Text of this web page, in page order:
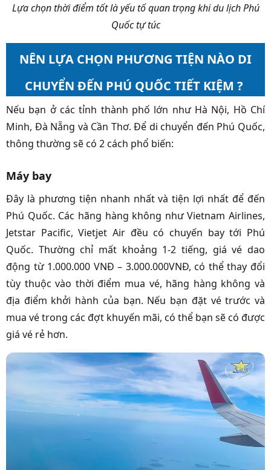
Lựa chọn thời điểm tốt là yếu tố quan trọng khi du lịch Phú
Quốc tự túc
NÊN LỰA CHỌN PHƯƠNG TIỆN NÀO DI
CHUYỂN ĐẾN PHÚ QUỐC TIẾT KIỆM ?
Nếu bạn ở các tỉnh thành phố lớn như Hà Nội, Hồ Chí
Minh, Đà Nẵng và Cần Thơ. Để di chuyển đến Phú Quốc,
thông thường sẽ có 2 cách phổ biến:
Máy bay
Đây là phương tiện nhanh nhất và tiện lợi nhất để đến
Phú Quốc. Các hãng hàng không như Vietnam Airlines,
Jetstar Pacific, Vietjet Air đều có chuyến bay tới Phú
Quốc. Thường chỉ mất khoảng 1-2 tiếng, giá vé dao
động từ 1.000.000 VNĐ – 3.000.000VNĐ, có thể thay đổi
tùy thuộc vào thời điểm mua vé, hãng hàng không và
địa điểm khởi hành của bạn. Nếu bạn đặt vé trước và
mua vé trong các đợt khuyến mãi, có thể bạn sẽ có được
giá vé rẻ hơn.